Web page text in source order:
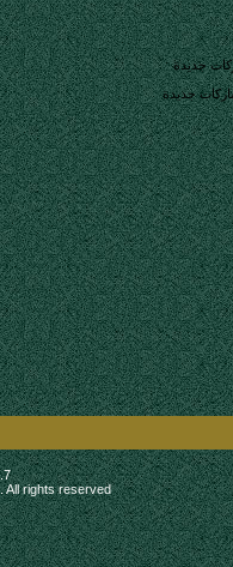
جديدة
جديدة
rights reserved.